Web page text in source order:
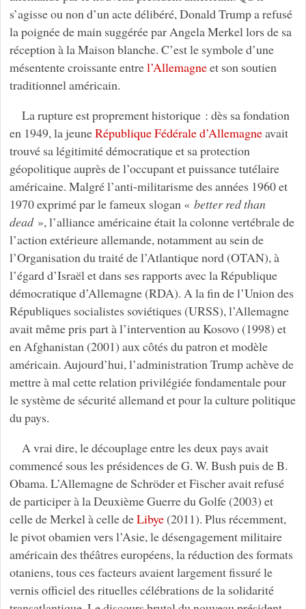
s’agisse ou non d’un acte délibéré, Donald Trump a refusé
la poignée de main suggérée par Angela Merkel lors de sa
réception à la Maison blanche. C’est le symbole d’une
mésentente croissante entrel’Allemagneet son soutien
traditionnel américain.
La rupture est proprement historique : dès sa fondation
en 1949, la jeuneRépublique Fédérale d’Allemagneavait
trouvé sa légitimité démocratique et sa protection
géopolitique auprès de l’occupant et puissance tutélaire
américaine. Malgré l’anti-militarisme des années 1960 et
1970 exprimé par le fameux slogan « better red than
dead», l’alliance américaine était la colonne vertébrale de
l’action extérieure allemande, notamment au sein de
l’Organisation du traité de l’Atlantique nord (OTAN), à
l’égard d’Israël et dans ses rapports avec la République
démocratique d’Allemagne (RDA). A la fin de l’Union des
Républiques socialistes soviétiques (URSS), l’Allemagne
avait même pris part à l’intervention au Kosovo (1998) et
en Afghanistan (2001) aux côtés du patron et modèle
américain. Aujourd’hui, l’administration Trump achève de
mettre à mal cette relation privilégiée fondamentale pour
le système de sécurité allemand et pour la culture politique
du pays.
A vrai dire, le découplage entre les deux pays avait
commencé sous les présidences de G. W. Bush puis de B.
Obama. L’Allemagne de Schröder et Fischer avait refusé
de participer à la Deuxième Guerre du Golfe (2003) et
celle de Merkel à celle deLibye(2011). Plus récemment,
le pivot obamien vers l’Asie, le désengagement militaire
américain des théâtres européens, la réduction des formats
otaniens, tous ces facteurs avaient largement fissuré le
vernis officiel des rituelles célébrations de la solidarité